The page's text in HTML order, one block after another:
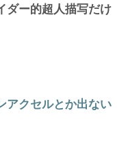
ダー的超人描写だけ
アクセルとか出ない